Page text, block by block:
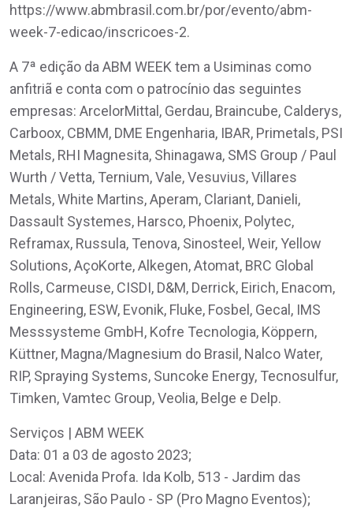
https://www.abmbrasil.com.br/por/evento/abm-
week-7-edicao/inscricoes-2.
A 7ª edição da ABM WEEK tem a Usiminas como
anfitriã e conta com o patrocínio das seguintes
empresas: ArcelorMittal, Gerdau, Braincube, Calderys,
Carboox, CBMM, DME Engenharia, IBAR, Primetals, PSI
Metals, RHI Magnesita, Shinagawa, SMS Group / Paul
Wurth / Vetta, Ternium, Vale, Vesuvius, Villares
Metals, White Martins, Aperam, Clariant, Danieli,
Dassault Systemes, Harsco, Phoenix, Polytec,
Reframax, Russula, Tenova, Sinosteel, Weir, Yellow
Solutions, AçoKorte, Alkegen, Atomat, BRC Global
Rolls, Carmeuse, CISDI, D&M, Derrick, Eirich, Enacom,
Engineering, ESW, Evonik, Fluke, Fosbel, Gecal, IMS
Messsysteme GmbH, Kofre Tecnologia, Köppern,
Küttner, Magna/Magnesium do Brasil, Nalco Water,
RIP, Spraying Systems, Suncoke Energy, Tecnosulfur,
Timken, Vamtec Group, Veolia, Belge e Delp.
Serviços | ABM WEEK
Data: 01 a 03 de agosto 2023;
Local: Avenida Profa. Ida Kolb, 513 - Jardim das
Laranjeiras, São Paulo - SP (Pro Magno Eventos);